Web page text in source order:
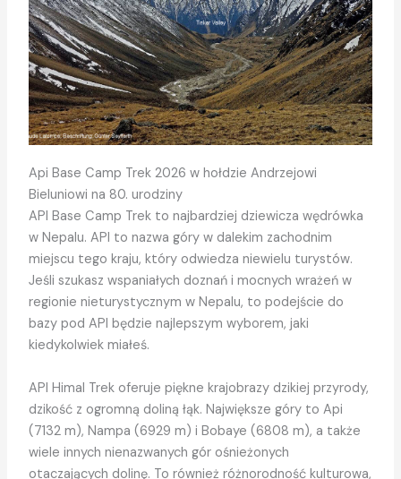
Api Base Camp Trek 2026 w hołdzie Andrzejowi
Bieluniowi na 80. urodziny
API Base Camp Trek to najbardziej dziewicza wędrówka
w Nepalu. API to nazwa góry w dalekim zachodnim
miejscu tego kraju, który odwiedza niewielu turystów.
Jeśli szukasz wspaniałych doznań i mocnych wrażeń w
regionie nieturystycznym w Nepalu, to podejście do
bazy pod API będzie najlepszym wyborem, jaki
kiedykolwiek miałeś.
API Himal Trek oferuje piękne krajobrazy dzikiej przyrody,
dzikość z ogromną doliną łąk. Największe góry to Api
(7132 m), Nampa (6929 m) i Bobaye (6808 m), a także
wiele innych nienazwanych gór ośnieżonych
otaczających dolinę. To również różnorodność kulturowa,